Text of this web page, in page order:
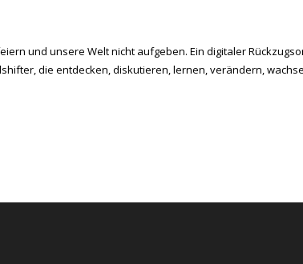
und unsere Welt nicht aufgeben. Ein digitaler
die entdecken, diskutieren, lernen, verändern,